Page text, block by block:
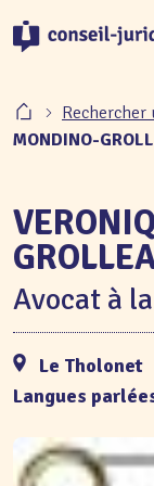
Rechercher
MONDINO-
Avocat à
Le Tholonet
Langues